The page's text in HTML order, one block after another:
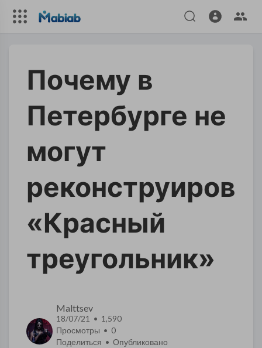
Почему в
Петербурге не
могут
«Красный
треугольник»
Malttsev
18/07/21 • 1,590
Просмотры • 0
Поделиться • Опубликовано